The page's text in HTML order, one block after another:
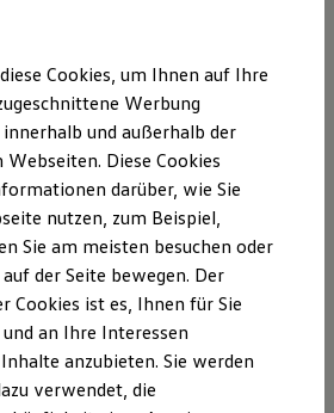
& Apps
App
für Ihren ID. Buzz
für Ihren Transporter/Caravelle
für Ihren Amarok
für andere Modelle
Pro
Data
Pathfinder
Software Updates
Besitzer
und Sicherheitssysteme
und Ölverdünnung
Betriebsflüssigkeiten
Registernummer: HRB
im Vermittlerregister:
und Handelskammertag (DIHK) e.
(Festnetzpreis 0,20
max. 0,60 €/Anruf)
100
Cookies, um Ihnen auf Ihre
Werbung
innerhalb und außerhalb der
Webseiten. Diese Cookies
darüber, wie Sie
nutzen, zum Beispiel,
Sie am meisten besuchen oder
der Seite bewegen. Der
Cookies ist es, Ihnen für Sie
an Ihre Interessen
anzubieten. Sie werden
verwendet, die